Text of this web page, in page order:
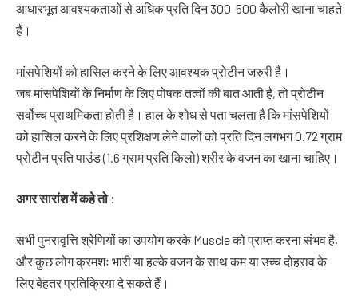
आधारभूत आवश्यकताओं से अधिक प्रति दिन 300-500 कैलोरी खाना चाहते
हैं।
मांसपेशियों को हासिल करने के लिए आवश्यक प्रोटीन जरुरी है।
जब मांसपेशियों के निर्माण के लिए पोषक तत्वों की बात आती है, तो प्रोटीन
सर्वोच्च प्राथमिकता होती है। हाल के शोध से पता चलता है कि मांसपेशियों
को हासिल करने के लिए प्रशिक्षण लेने वालों को प्रति दिन लगभग 0.72 ग्राम
प्रोटीन प्रति पाउंड (1.6 ग्राम प्रति किलो) शरीर के वजन का खाना चाहिए।
अगरसारांशमेंकहेतो:
सभी पुनरावृत्ति श्रेणियों का उपयोग करके Muscle को प्राप्त करना संभव है,
और कुछ लोग क्रमशः भारी या हल्के वजन के साथ कम या उच्च दोहराव के
लिए बेहतर प्रतिक्रिया दे सकते हैं।